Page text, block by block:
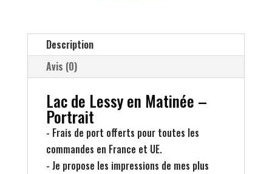
Matinée
Portrait
Description
Avis (0)
Lac de Lessy en Matinée –
Portrait
- Frais de port offerts pour toutes les
commandes en France et UE.
- Je propose les impressions de mes plus